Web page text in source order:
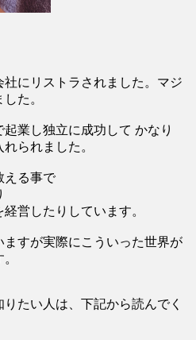
にリストラされました。マジ
た。
業し独立に成功して かなり
られました。
える事で
営したりしています。
すが実際にこういった世界が
たい人は、下記から読んでく